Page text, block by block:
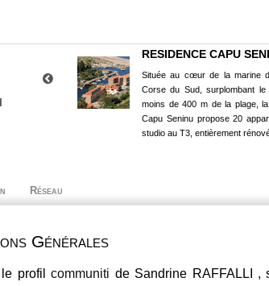
RESIDENCE CAPU
Située au cœur de la marine
Corse du Sud, surplombant
moins de 400 m de la plage,
Capu Seninu propose 20
studio au T3, entièrement
Réseau
Générales
le profilcommuniti de Sandrine RAFFALLI ,